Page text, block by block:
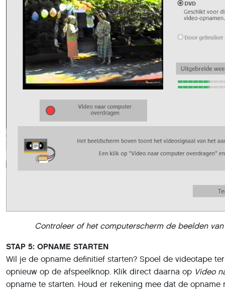
STAP 5: OPNAME STARTEN
opnieuw op de afspeelknop. Klik direct daarna op
opname te starten. Houd er rekening mee dat de
van de videoband. ViaVideo-overdracht beëindigenstop
vervolgens voorVideobewerking startenom de beelden